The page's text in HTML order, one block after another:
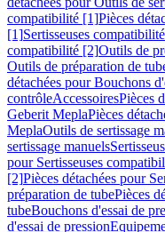
compatibilité [1]Pièces
[1]Sertisseuses
compatibilité [2]Outils de
Outils de préparation de
détachées pour Bouchons
contrôleAccessoiresPièces
Geberit MeplaPièces
MeplaOutils de sertissage
sertissage manuels
pour Sertisseuses
[2]Pièces détachées pour
préparation de tubePièces
tubeBouchons d'essai de
d'essai de pression